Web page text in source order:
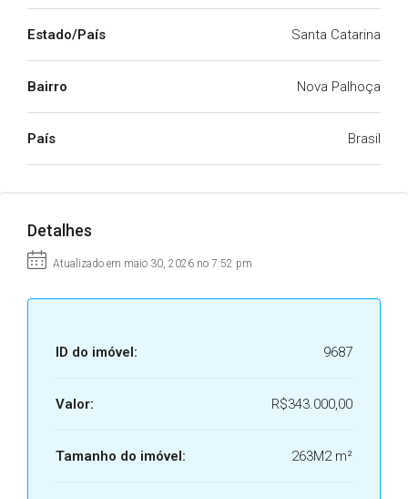
Estado/País Santa Catarina
Bairro Nova Palhoça
País Brasil
Detalhes
Atualizado em maio 30, 2026 no 7:52 pm
ID do imóvel: 9687
Valor: R$343.000,00
Tamanho do imóvel: 263M2 m²